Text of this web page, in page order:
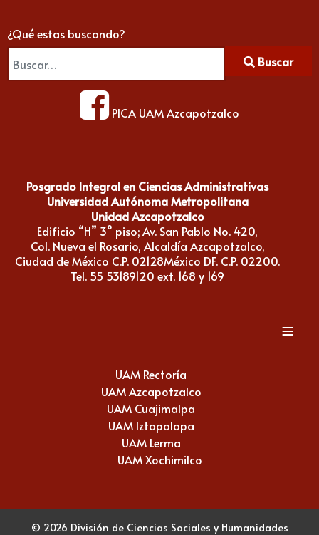
¿Qué estas buscando?
Buscar
PICA UAM Azcapotzalco
Posgrado Integral en Ciencias Administrativas
Universidad Autónoma Metropolitana
Unidad Azcapotzalco
Edificio “H” 3° piso; Av. San Pablo No. 420,
Col. Nueva el Rosario, Alcaldía Azcapotzalco,
Ciudad de México C.P. 02128México DF. C.P. 02200.
Tel. 55 53189120 ext. 168 y 169
≡
UAM Rectoría
UAM Azcapotzalco
UAM Cuajimalpa
UAM Iztapalapa
UAM Lerma
UAM Xochimilco
© 2026 División de Ciencias Sociales y Humanidades